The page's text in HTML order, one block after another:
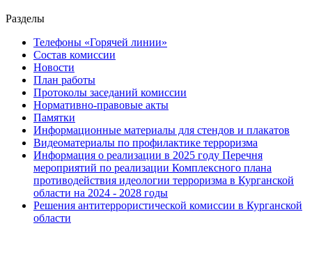
Разделы
Телефоны «Горячей линии»
Состав комиссии
Новости
План работы
Протоколы заседаний комиссии
Нормативно-правовые акты
Памятки
Информационные материалы для стендов и плакатов
Видеоматериалы по профилактике терроризма
Информация о реализации в 2025 году Перечня
мероприятий по реализации Комплексного плана
противодействия идеологии терроризма в Курганской
области на 2024 - 2028 годы
Решения антитеррористической комиссии в Курганской
области